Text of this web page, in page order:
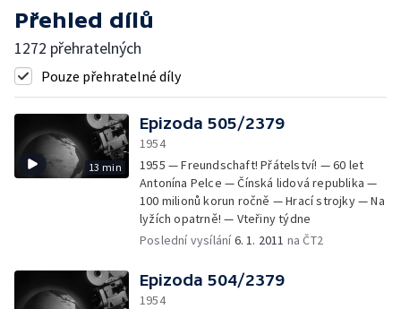
Přehled dílů
1272 přehratelných
Pouze přehratelné díly
13 min
Epizoda 505/2379
1954
1955 — Freundschaft! Přátelství! — 60 let
Antonína Pelce — Čínská lidová republika —
100 milionů korun ročně — Hrací strojky — Na
lyžích opatrně! — Vteřiny týdne
Poslední vysílání6. 1. 2011 na ČT2
Epizoda 504/2379
1954